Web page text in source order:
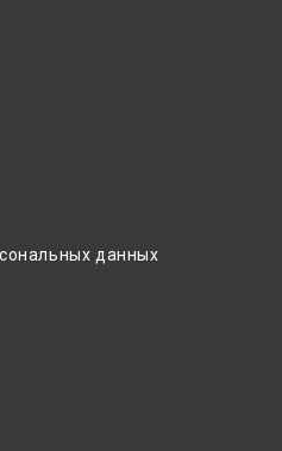
данных